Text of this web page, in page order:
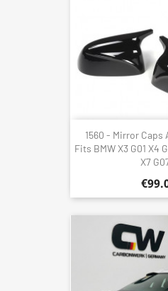
1560 - Mirror Caps
Fits BMW X3 G01 X4
X7